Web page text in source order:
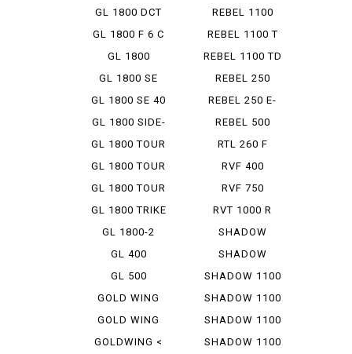
AIRBAG
GL 1800 DCT
GL 1800 F 6 C
GL 1800
GOLDWING
GL 1800 SE
GL 1800 SE 40
TH A...
GL 1800 SIDE-
CAR
GL 1800 TOUR
GL 1800 TOUR
D
GL 1800 TOUR
DCT
GL 1800 TRIKE
GL 1800-2
GL 400
GL 500
GOLD WING
1500
GOLD WING
1800
GOLDWING <
ED DCT
REBEL 1100
SD
REBEL 1100 T
DCT
REBEL 1100 TD
REBEL 250
REBEL 250 E-
CLUTCH...
REBEL 500
RTL 260 F
RVF 400
RVF 750
RVT 1000 R
SHADOW
CLASSIC 400
SHADOW
CUSTOM 400
SHADOW 1100
SHADOW 1100
AERO
SHADOW 1100
AMERIC...
SHADOW 1100